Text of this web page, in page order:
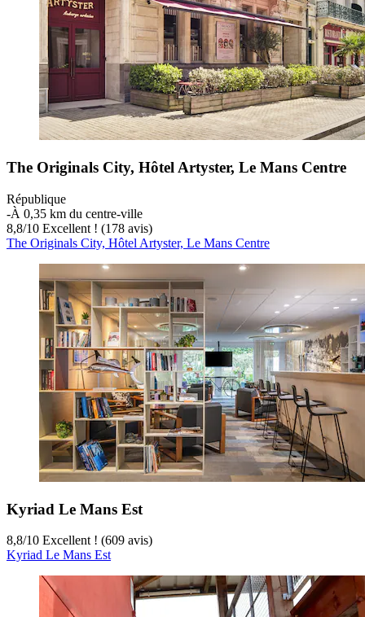
The Originals City, Hôtel Artyster, Le Mans Centre
République
‐À 0,35 km du centre-ville
8,8/10 Excellent ! (178 avis)
The Originals City, Hôtel Artyster, Le Mans Centre
Kyriad Le Mans Est
8,8/10 Excellent ! (609 avis)
Kyriad Le Mans Est